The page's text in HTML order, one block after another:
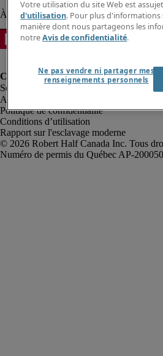
Alerte à la fraude
Politique de confidentialité
Conditions d’utilisation
Rapport sur l'esclavage moderne
Robert Half Canada Inc. Tous
Votre utilisation du site Web est
d'utilisation. Pour plus d'informations
manière dont nous partageons les
notreAvis de confidentialité.
Ne pas vendre ni partager mes
renseignements personnels